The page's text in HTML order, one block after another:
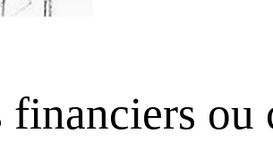
financiers ou